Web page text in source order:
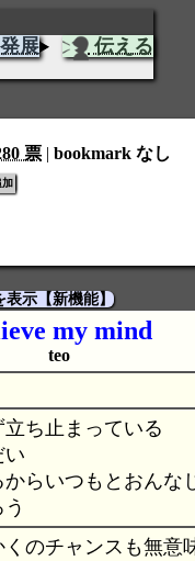
発展 伝える
票 | bookmark なし
表示【新機能】
my mind
teo
ち止まっている
い
らいつもとおんな
のチャンスも無意